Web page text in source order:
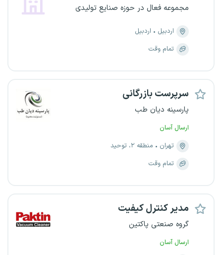
مجموعه فعال در حوزه صنایع تولیدی
اردبیل
اردبیل
تمام وقت
سرپرست بازرگانی
پارسینه دیان طب
ارسال آسان
تهران
منطقه ۲، توحید
تمام وقت
مدیر کنترل کیفیت
گروه صنعتی پاکتین
ارسال آسان